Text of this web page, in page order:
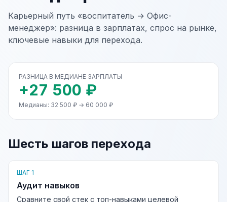
Карьерный путь «воспитатель → Офис-
менеджер»: разница в зарплатах, спрос на рынке,
ключевые навыки для перехода.
РАЗНИЦА В МЕДИАНЕ ЗАРПЛАТЫ
+27 500 ₽
Медианы: 32 500 ₽ → 60 000 ₽
Шесть шагов перехода
ШАГ 1
Аудит навыков
Сравните свой стек с топ-навыками целевой